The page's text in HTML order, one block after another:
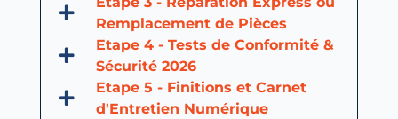
Remplacement de Pièces
Etape 4 - Tests de Conformité &
Sécurité 2026
Etape 5 - Finitions et Carnet
d'Entretien Numérique